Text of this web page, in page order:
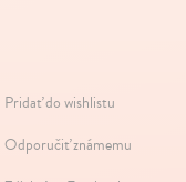
Pridať do wishlistu
Odporučiť známemu